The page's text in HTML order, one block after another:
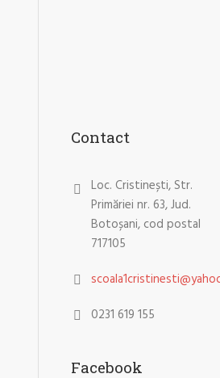
Contact
Loc. Cristinești, Str.
Primăriei nr. 63, Jud.
Botoșani, cod postal
717105
0231 619 155
Facebook